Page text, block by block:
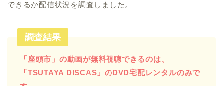
できるか配信状況を調査しました。
調査結果
「座頭市」の動画が無料視聴できるのは、
「TSUTAYA DISCAS」のDVD宅配レンタルのみで